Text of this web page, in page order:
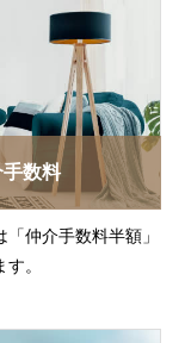
数料
仲介手数料半額」
。